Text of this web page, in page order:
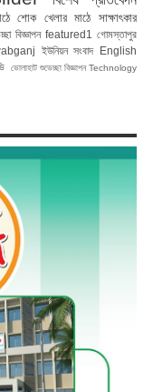
শোক খেলার মাঠে
সাক্ষাৎকার
বিজ্ঞাপন featured1
গোমস্তাপুর
ইউনিয়ন সংবাদ English
ভোলাহাট শুভেচ্ছা বিজ্ঞাপন Technology